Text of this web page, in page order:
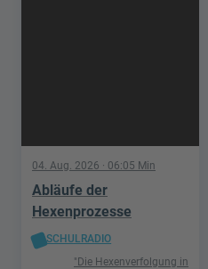
04. Aug. 2026 · 06:05 Min
Abläufe der
Hexenprozesse
SCHULRADIO
"Die Hexenverfolgung in